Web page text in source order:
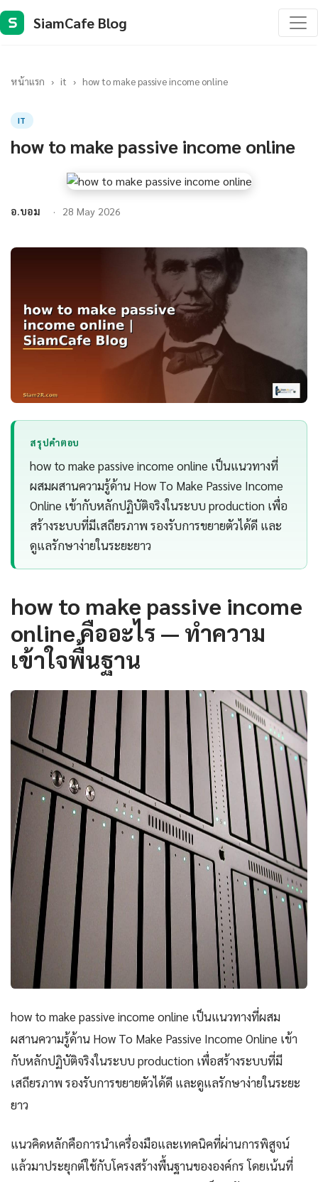
S SiamCafe Blog
หน้าแรก › it › how to make passive income online
IT
how to make passive income online
อ.บอม 28 May 2026
สรุปคำตอบ
how to make passive income online เป็นแนวทางที่
ผสมผสานความรู้ด้าน How To Make Passive Income
Online เข้ากับหลักปฏิบัติจริงในระบบ production เพื่อ
สร้างระบบที่มีเสถียรภาพ รองรับการขยายตัวได้ดี และ
ดูแลรักษาง่ายในระยะยาว
how to make passive income
online คืออะไร — ทำความ
เข้าใจพื้นฐาน
how to make passive income online เป็นแนวทางที่ผสม
ผสานความรู้ด้าน How To Make Passive Income Online เข้า
กับหลักปฏิบัติจริงในระบบ production เพื่อสร้างระบบที่มี
เสถียรภาพ รองรับการขยายตัวได้ดี และดูแลรักษาง่ายในระยะ
ยาว
แนวคิดหลักคือการนำเครื่องมือและเทคนิคที่ผ่านการพิสูจน์
แล้วมาประยุกต์ใช้กับโครงสร้างพื้นฐานขององค์กร โดยเน้นที่